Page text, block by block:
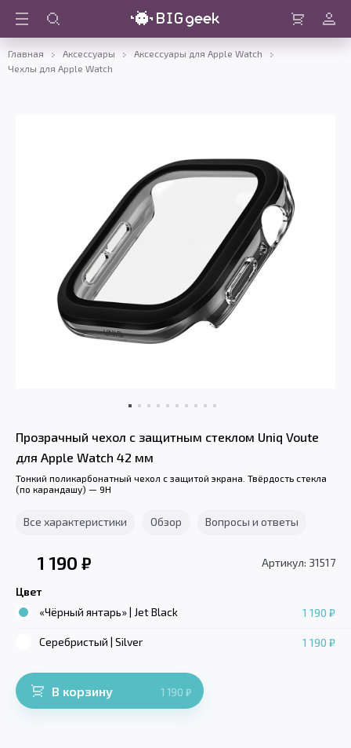
Войти
Главная Аксессуары
Аксессуары для Apple Watch
Чехлы для Apple Watch
Прозрачный чехол с защитным стеклом Uniq Voute
для Apple Watch 42 мм
Тонкий поликарбонатный чехол с защитой экрана. Твёрдость стекла
(по карандашу) — 9H
Все характеристики Обзор Вопросы и ответы
1 190 ₽ Артикул: 31517
Цвет
«Чёрный янтарь» | Jet Black
1 190 ₽
Серебристый | Silver 1 190 ₽
В корзину 1 190 ₽